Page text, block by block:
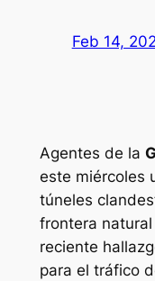
Feb 14,
Agentes de la
este miércoles
túneles
frontera
reciente
para el tráfico